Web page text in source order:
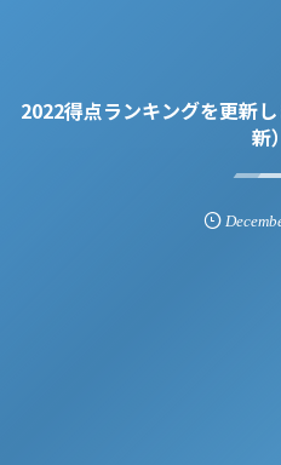
2022得点ランキングを更新
新）